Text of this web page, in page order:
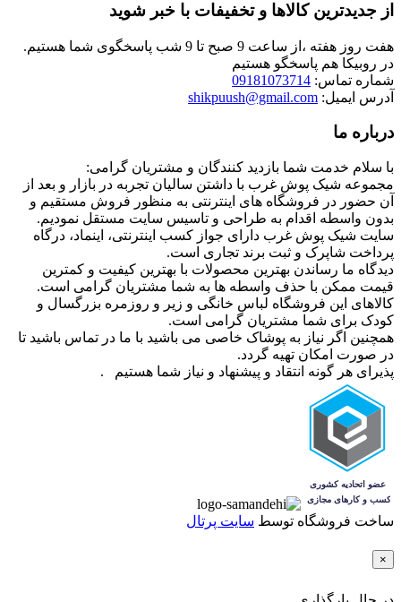
از جدیدترین کالاها و تخفیفات با خبر شوید
هفت روز هفته ،از ساعت 9 صبح تا 9 شب پاسخگوی شما هستیم.
در روبیکا هم پاسخگو هستیم
شماره تماس: 09181073714
آدرس ایمیل: shikpuush@gmail.com
درباره ما
با سلام خدمت شما بازدید کنندگان و مشتریان گرامی:
مجموعه شیک پوش غرب با داشتن سالیان تجربه در بازار و بعد از
آن حضور در فروشگاه های اینترنتی به منظور فروش مستقیم و
بدون واسطه اقدام به طراحی و تاسیس سایت مستقل نمودیم.
سایت شیک پوش غرب دارای جواز کسب اینترنتی، اینماد، درگاه
پرداخت شاپرک و ثبت برند تجاری است.
دیدگاه ما رساندن بهترین محصولات با بهترین کیفیت و کمترین
قیمت ممکن با حذف واسطه ها به شما مشتریان گرامی است.
کالاهای این فروشگاه لباس خانگی و زیر و روزمره بزرگسال و
کودک برای شما مشتریان گرامی است.
همچنین اگر نیاز به پوشاک خاصی می باشید با ما در تماس باشید تا
در صورت امکان تهیه گردد.
پذیرای هر گونه انتقاد و پیشنهاد و نیاز شما هستیم .
ساخت فروشگاه توسط سایت پرتال
×